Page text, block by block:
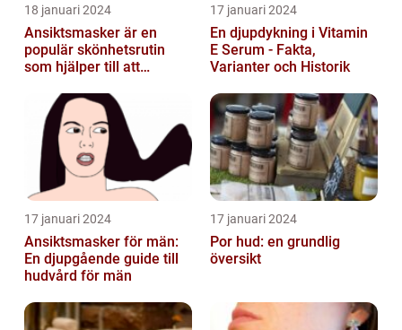
18 januari 2024
Ansiktsmasker är en
populär skönhetsrutin
som hjälper till att
huden
17 januari 2024
En djupdykning i Vitamin
E Serum - Fakta,
Varianter och Historik
17 januari 2024
Ansiktsmasker för män:
En djupgående guide till
hudvård för män
17 januari 2024
Por hud: en grundlig
översikt